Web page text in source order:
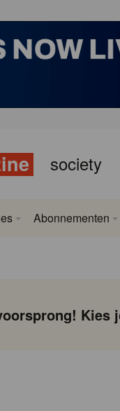
society
Abonnementen